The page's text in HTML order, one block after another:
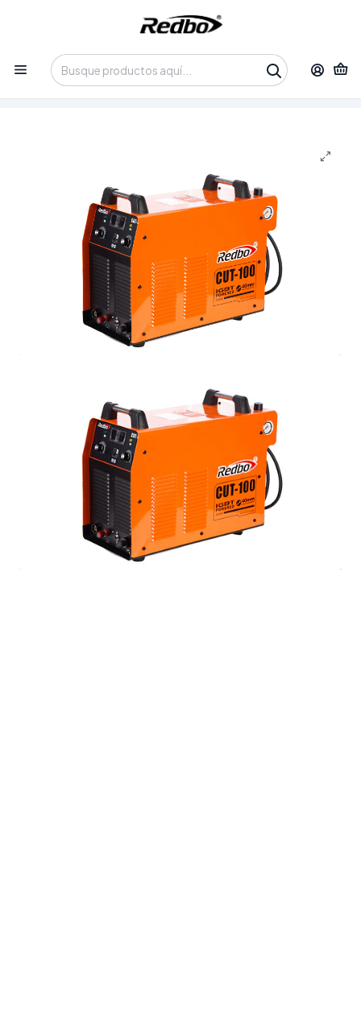
Tienda 100% Online con despacho a domicilio o retiro en
Oficina • Lun-Vie 09:30-14:00 / 15:00-17:30 • 📞 +56 9 3730 2311
Cortadoras de Plasma
Cortadora de Plasma Industrial Trifásica Redbo CUT-100